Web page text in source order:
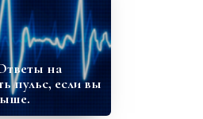
на
пульс, если вы